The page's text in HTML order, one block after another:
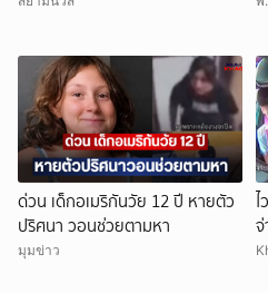
ด่วน เด็กอเมริกันวัย 12 ปี หายตัว
ปริศนา วอนช่วยตามหา
มุมข่าว